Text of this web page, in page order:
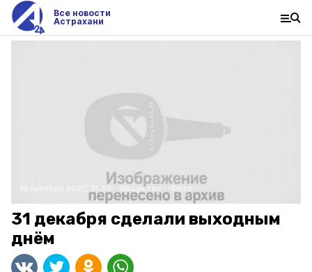
Все новости
Астрахани
Общество Фото:
31 декабря сделали выходным
днём